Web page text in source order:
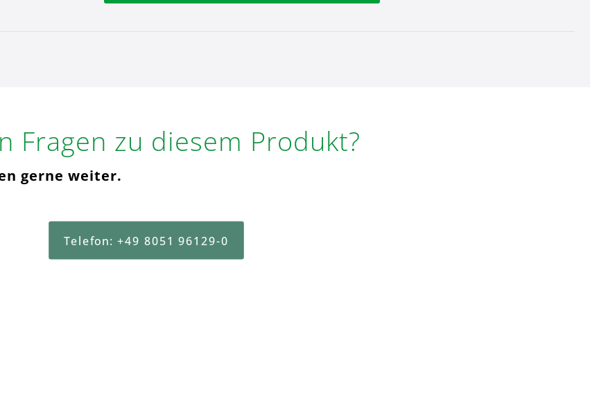
Fragen zu diesem Produkt?
gerne weiter.
Telefon: +49 8051 96129-0